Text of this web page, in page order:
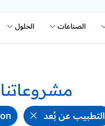
الصناعات الحلول
مشروعاتنا
التطبيب عن بُعد